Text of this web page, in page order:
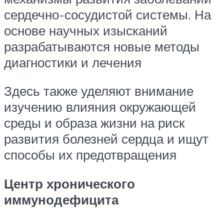
сердечно-сосудистой системы. На
основе научных изысканий
разрабатываются новые методы
диагностики и лечения
Здесь также уделяют внимание
изучению влияния окружающей
среды и образа жизни на риск
развития болезней сердца и ищут
способы их предотвращения
Центр хронического
иммунодефицита